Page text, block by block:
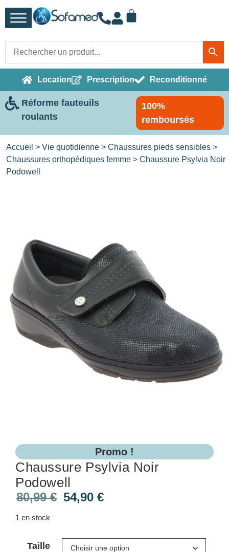
Location Prescription Reconditionné
Réforme fauteuils
roulants
100%
remboursés
Accueil > Vie quotidienne > Chaussures pieds sensibles >
Chaussures orthopédiques femme > Chaussure Psylvia Noir
Podowell
Chaussure Psylvia Noir
Podowell
Promo !
80,99€ 54,90 €
1 en stock
Taille